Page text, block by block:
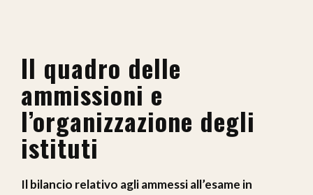
Il quadro delle
ammissioni e
l’organizzazione degli
istituti
Il bilancio relativo agli ammessi all’esame in